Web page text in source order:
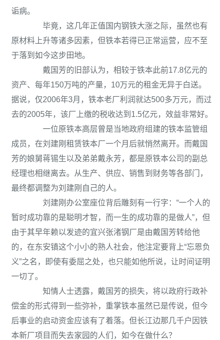
诟病。
毕竟，这几年正值国内钢铁大涨之际，虽然也有
原材料上升等诸多因素，但铁本若得已正常运营，应不至
于落到如今这步田地。
戴国芳的旧部认为，相较于铁本此前17.8亿元的
资产、每年150万吨的产量，10万元的租金无异于白送。
据说，仅2006年3月，铁本老厂利润就达500多万元，而过
去的2005年，该厂上缴的税收达到1.5亿元，效益非常好。
一位原铁本高层曾是当地政府组建的铁本监管组
成员，在刘建刚租赁铁本厂一个月后就悄然离开。而戴国
芳的娘舅蒋锡生以及弟弟戴永芳，都是原铁本公司的副总
经理也相继离去。从生产、供应、销售到财务等各部门，
最终都调整为刘建刚自己的人。
刘建刚办公室座位背后雕刻有一行字：“一个人的
暂时成功靠的是聪明才智，而一生的成功靠的是做人”，但
由于其早年赖以发迹的宜兴张渚钢厂是由戴国芳转给他
的，在东安镇这个小小的熟人社会，他注定要背上“忘恩负
义”之名，即使有委屈之处，也只能如他所说，让时间证明
一切了。
知情人士透露，戴国芳的损失，将以政府行政补
偿金的形式得到一些弥补，重掌铁本虽然已是传说，但今
后事业的启动资金应该有了着落。但长江边那几千户因铁
本新厂项目而失去家园的人们，如今在做什么？